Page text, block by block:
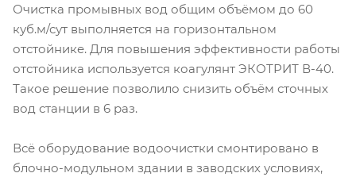
Очистка промывных вод общим объёмом до 60
куб.м/сут выполняется на горизонтальном
отстойнике. Для повышения эффективности работы
отстойника используется коагулянт ЭКОТРИТ В-40.
Такое решение позволило снизить объём сточных
вод станции в 6 раз.
Всё оборудование водоочистки смонтировано в
блочно-модульном здании в заводских условиях,